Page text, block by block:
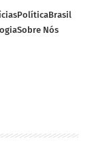
PolíticaBrasil
Sobre Nós